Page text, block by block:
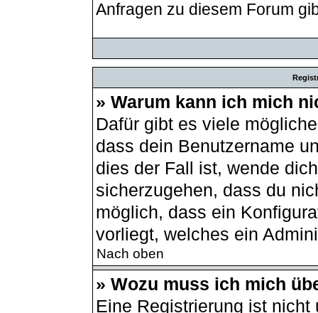
Anfragen zu diesem Forum
» Warum kann ich mich
Dafür gibt es viele
dass dein Benutzername
dies der Fall ist, wende
sicherzugehen, dass du
möglich, dass ein
vorliegt, welches ein
Nach oben
» Wozu muss ich mich
Eine Registrierung ist